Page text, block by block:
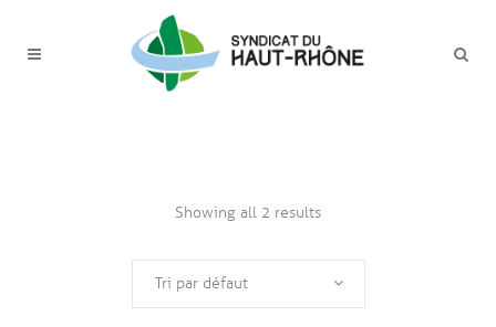
Showing all 2 results
Tri par défaut